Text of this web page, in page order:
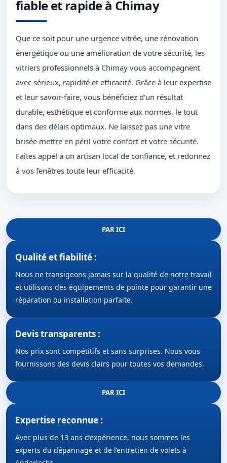
fiable et rapide à Chimay
Que ce soit pour une urgence vitrée, une rénovation
énergétique ou une amélioration de votre sécurité, les
vitriers professionnels à Chimay vous accompagnent
avec sérieux, rapidité et efficacité. Grâce à leur expertise
et leur savoir-faire, vous bénéficiez d’un résultat
durable, esthétique et conforme aux normes, le tout
dans des délais optimaux. Ne laissez pas une vitre
brisée mettre en péril votre confort et votre sécurité.
Faites appel à un artisan local de confiance, et redonnez
à vos fenêtres toute leur efficacité.
PAR ICI
Qualité et fiabilité :
Nous ne transigeons jamais sur la qualité de notre travail
et utilisons des équipements de pointe pour garantir une
réparation ou installation parfaite.
Devis transparents :
Nos prix sont compétitifs et sans surprises. Nous vous
fournissons des devis clairs pour toutes vos demandes.
PAR ICI
Expertise reconnue :
Avec plus de 13 ans d’expérience, nous sommes les
experts du dépannage et de l’entretien de volets à